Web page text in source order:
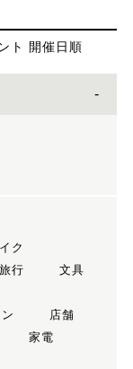
ト 開催日順
ク
旅行
文具
店舗
家電